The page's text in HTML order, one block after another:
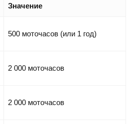
Значение
500 моточасов (или 1 год)
2 000 моточасов
2 000 моточасов